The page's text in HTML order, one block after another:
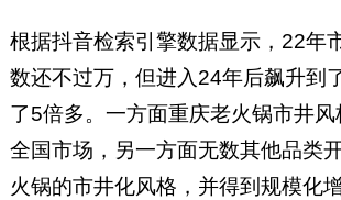
根据抖音检索引擎数据显示，22年
数还不过万，但进入24年后飙升到
了5倍多。一方面重庆老火锅市井
全国市场，另一方面无数其他品类
火锅的市井化风格，并得到规模化增